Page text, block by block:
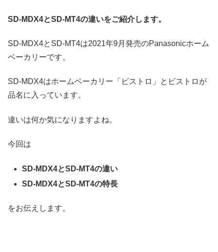
SD-MDX4とSD-MT4の違いをご紹介します。
SD-MDX4とSD-MT4は2021年9月発売のPanasonicホーム
ベーカリーです。
SD-MDX4はホームベーカリー「ビストロ」とビストロが
品名に入っています。
違いは何か気になりますよね。
今回は
SD-MDX4とSD-MT4の違い
SD-MDX4とSD-MT4の特長
をお伝えします。